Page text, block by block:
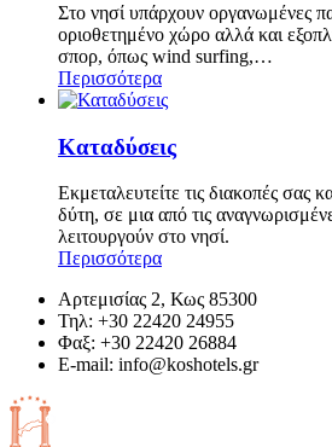
Στο νησί υπάρχουν οργανωμένες
οριοθετημένο χώρο αλλά και
σπορ, όπως wind surfing,…
Περισσότερα
Καταδύσεις
Εκμεταλευτείτε τις διακοπές σας
δύτη, σε μια από τις
λειτουργούν στο νησί.
Περισσότερα
Αρτεμισίας 2, Κως 85300
Τηλ: +30 22420 24955
Φαξ: +30 22420 26884
Ε-mail: info@koshotels.gr